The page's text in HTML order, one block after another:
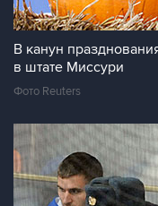
В канун
в штате Миссури
Фото Reuters